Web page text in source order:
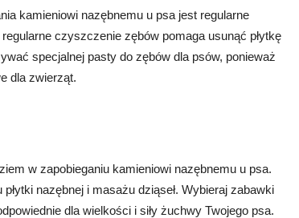
kamieniowi nazębnemu u psa jest regularne
czyszczenie zębów pomaga usunąć płytkę
specjalnej pasty do zębów dla psów, ponieważ
dla zwierząt.
w zapobieganiu kamieniowi nazębnemu u psa.
nazębnej i masażu dziąseł. Wybieraj zabawki
dla wielkości i siły żuchwy Twojego psa.